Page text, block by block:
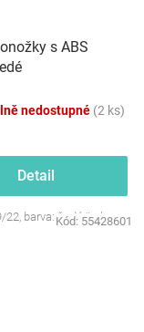
s ABS
nedostupné (2 ks)
Detail
22, barva: šedá/tyrkys
Kód: 55428601